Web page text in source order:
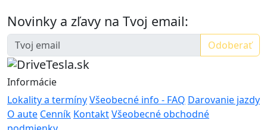
Novinky a zľavy na Tvoj email:
Odoberať
Informácie
Lokality a termínyVšeobecné info - FAQ Darovanie jazdy
O aute Cenník KontaktVšeobecné obchodné